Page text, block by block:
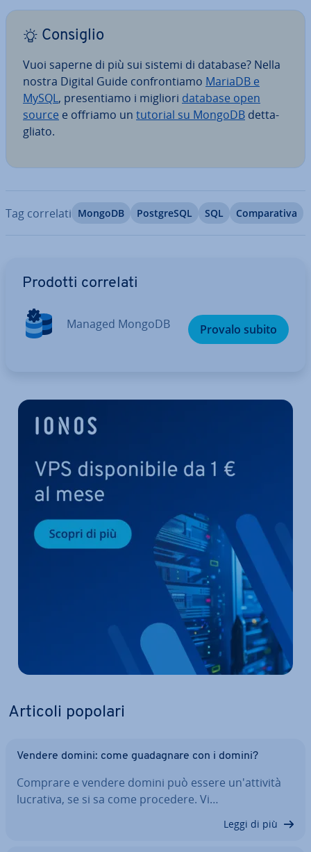
Consiglio
Vuoi saperne di più sui sistemi di database? Nella
nostra Digital Guide con­fron­tia­mo MariaDB e
MySQL, pre­sen­tia­mo i migliori database open
source e offriamo un tutorial su MongoDB det­ta­
glia­to.
Tag correlati MongoDB Post­gre­SQL SQL Com­pa­ra­ti­va
Prodotti correlati
Managed MongoDB Provalo subito
Articoli popolari
Vendere domini: come gua­da­gna­re con i domini?
Comprare e vendere domini può essere un'at­ti­vi­tà
lucrativa, se si sa come procedere. Vi…
Leggi di più